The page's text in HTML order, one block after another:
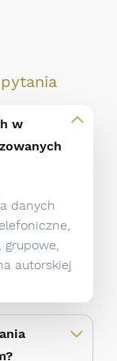
w
danych
autorskiej